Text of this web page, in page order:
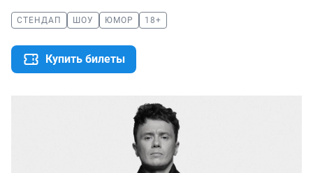
СТЕНДАП ШОУ ЮМОР 18+
Купить билеты